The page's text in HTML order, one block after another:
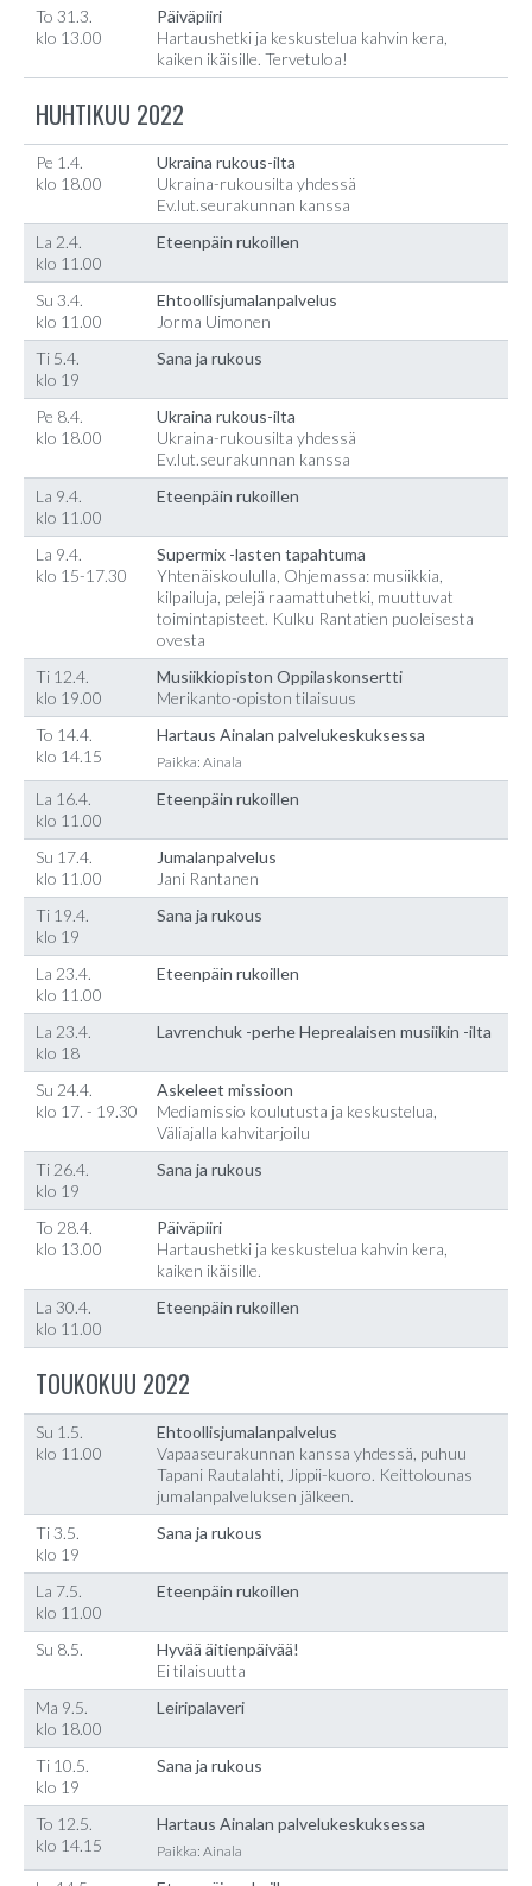
To 31.3.
klo 13.00
Päiväpiiri
Hartaushetki ja keskustelua kahvin kera,
kaiken ikäisille. Tervetuloa!
HUHTIKUU 2022
Pe 1.4.
klo 18.00
Ukraina rukous-ilta
Ukraina-rukousilta yhdessä
Ev.lut.seurakunnan kanssa
La 2.4.
klo 11.00
Eteenpäin rukoillen
Su 3.4.
klo 11.00
Ehtoollisjumalanpalvelus
Jorma Uimonen
Ti 5.4.
klo 19
Sana ja rukous
Pe 8.4.
klo 18.00
Ukraina rukous-ilta
Ukraina-rukousilta yhdessä
Ev.lut.seurakunnan kanssa
La 9.4.
klo 11.00
Eteenpäin rukoillen
La 9.4.
klo 15-17.30
Supermix -lasten tapahtuma
Yhtenäiskoululla, Ohjemassa: musiikkia,
kilpailuja, pelejä raamattuhetki, muuttuvat
toimintapisteet. Kulku Rantatien puoleisesta
ovesta
Ti 12.4.
klo 19.00
Musiikkiopiston Oppilaskonsertti
Merikanto-opiston tilaisuus
To 14.4.
klo 14.15
Hartaus Ainalan palvelukeskuksessa
Paikka: Ainala
La 16.4.
klo 11.00
Eteenpäin rukoillen
Su 17.4.
klo 11.00
Jumalanpalvelus
Jani Rantanen
Ti 19.4.
klo 19
Sana ja rukous
La 23.4.
klo 11.00
Eteenpäin rukoillen
La 23.4.
klo 18
Lavrenchuk -perhe Heprealaisen musiikin -ilta
Su 24.4.
klo 17. - 19.30
Askeleet missioon
Mediamissio koulutusta ja keskustelua,
Väliajalla kahvitarjoilu
Ti 26.4.
klo 19
Sana ja rukous
To 28.4.
klo 13.00
Päiväpiiri
Hartaushetki ja keskustelua kahvin kera,
kaiken ikäisille.
La 30.4.
klo 11.00
Eteenpäin rukoillen
TOUKOKUU 2022
Su 1.5.
klo 11.00
Ehtoollisjumalanpalvelus
Vapaaseurakunnan kanssa yhdessä, puhuu
Tapani Rautalahti, Jippii-kuoro. Keittolounas
jumalanpalveluksen jälkeen.
Ti 3.5.
klo 19
Sana ja rukous
La 7.5.
klo 11.00
Eteenpäin rukoillen
Su 8.5.
Hyvää äitienpäivää!
Ei tilaisuutta
Ma 9.5.
klo 18.00
Leiripalaveri
Ti 10.5.
klo 19
Sana ja rukous
To 12.5.
klo 14.15
Hartaus Ainalan palvelukeskuksessa
Paikka: Ainala